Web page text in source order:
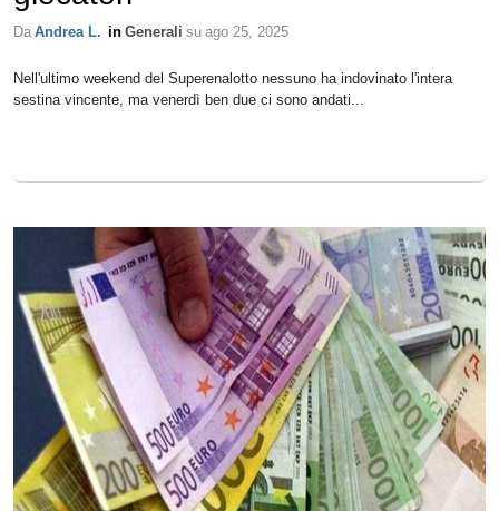
Da Andrea L. in Generali su ago 25, 2025
Nell'ultimo weekend del Superenalotto nessuno ha indovinato l'intera
sestina vincente, ma venerdì ben due ci sono andati...